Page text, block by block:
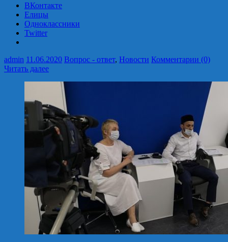
ВКонтакте
Елицы
Одноклассники
Twitter
admin 11.06.2020 Вопрос - ответ, Новости Комментарии (0)
Читать далее